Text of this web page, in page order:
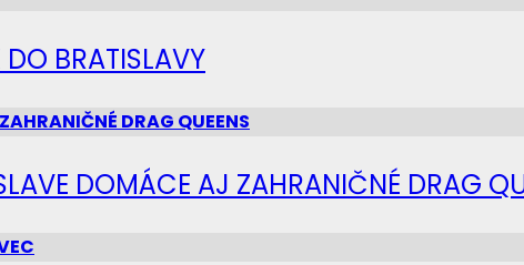
BRATISLAVY
DOMÁCE AJ ZAHRANIČNÉ DRAG